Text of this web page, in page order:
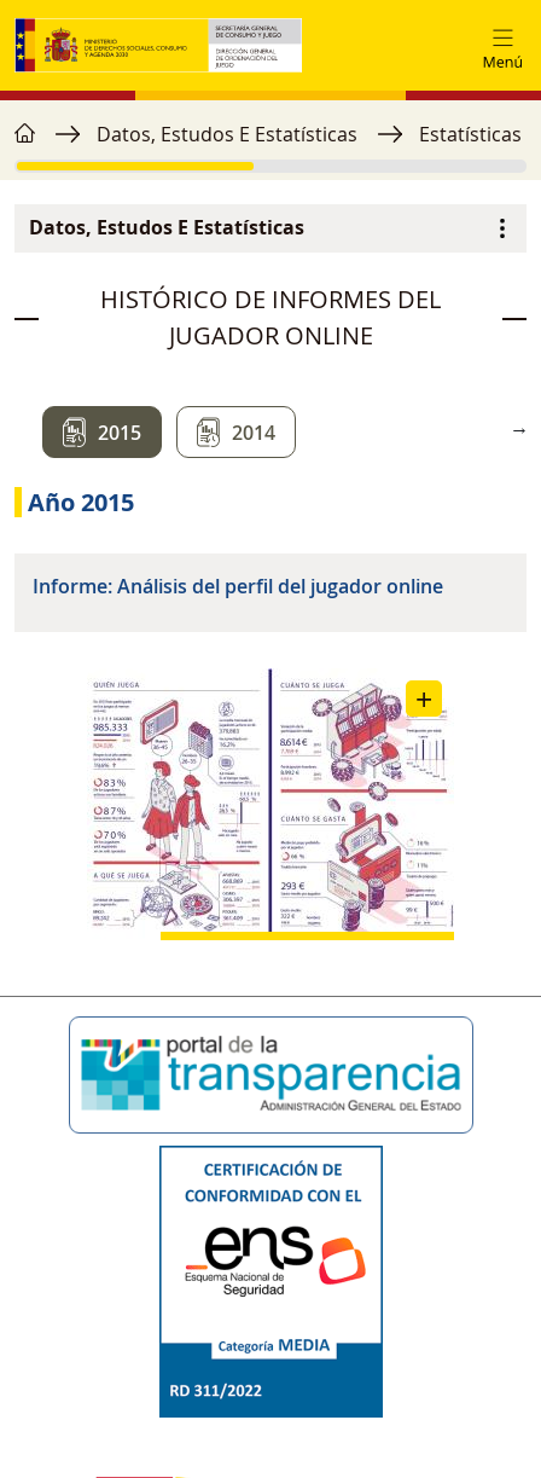
Ir o contido principal
Miga de pan
home Datos, Estudos E Estatísticas Estatísticas
Datos, Estudos E Estatísticas
HISTÓRICO DE INFORMES DEL
JUGADOR ONLINE
→
2015 2014
Año 2015
Informe: Análisis del perfil del jugador online